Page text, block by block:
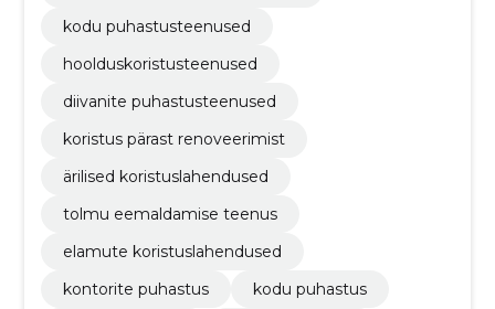
kodu puhastusteenused
hoolduskoristusteenused
diivanite puhastusteenused
koristus pärast renoveerimist
ärilised koristuslahendused
tolmu eemaldamise teenus
elamute koristuslahendused
kontorite puhastus
kodu puhastus